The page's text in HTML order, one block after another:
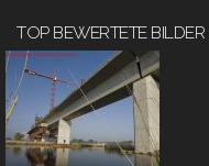
TOP BEWERTETE BILDER